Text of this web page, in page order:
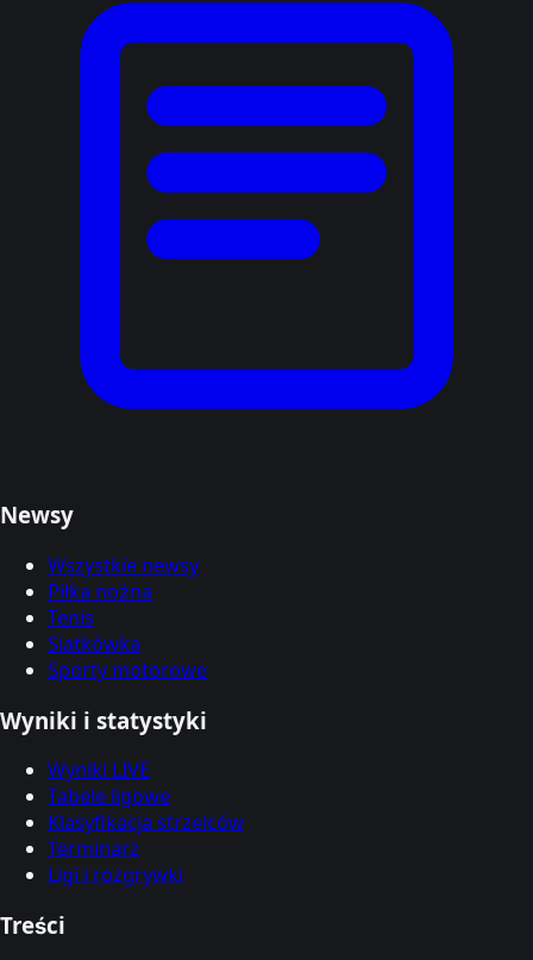
Newsy
Wszystkie newsy
Piłka nożna
Tenis
Siatkówka
Sporty motorowe
Wyniki i statystyki
Wyniki LIVE
Tabele ligowe
Klasyfikacja strzelców
Terminarz
Ligi i rozgrywki
Treści